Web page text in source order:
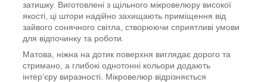
затишку. Виготовлені з щільного мікровелюру високої
якості, ці штори надійно захищають приміщення від
зайвого сонячного світла, створюючи сприятливі умови
для відпочинку та роботи.
Матова, ніжна на дотик поверхня виглядає дорого та
стримано, а глибокі однотонні кольори додають
інтер’єру виразності. Мікровелюр відрізняється